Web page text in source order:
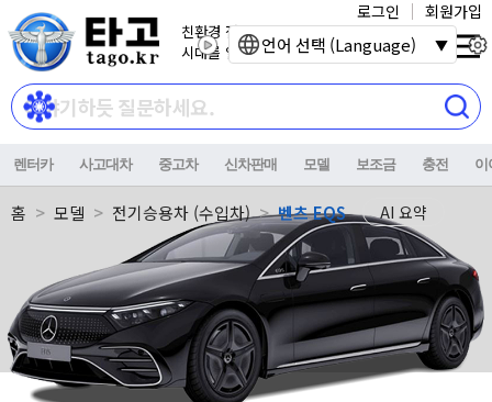
친환경 전기자동차
시대를 열어갑니다.
로그인 회원가입
렌터카 사고대차 중고차 신차판매 모델 보조금 충전 이
홈 모델 전기승용차 (수입차) 벤츠 EQS AI 요약
언어 선택 (Language)